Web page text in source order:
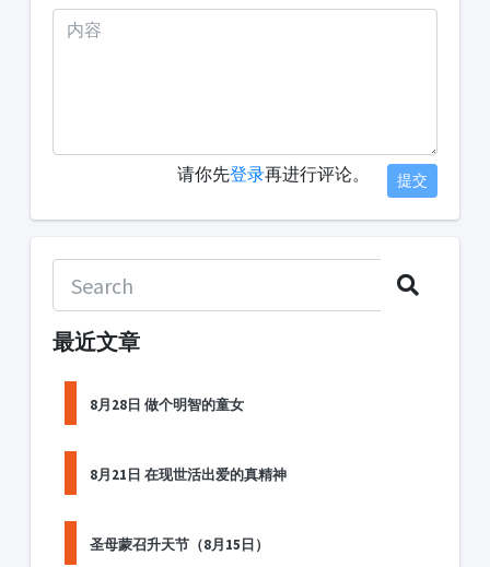
请你先登录再进行评论。 提交
最近文章
8月28日 做个明智的童女
8月21日 在现世活出爱的真精神
圣母蒙召升天节（8月15日）